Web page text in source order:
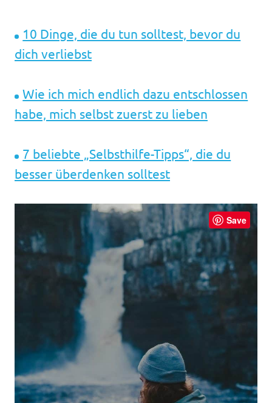
10 Dinge, die du tun solltest, bevor du
dich verliebst
Wie ich mich endlich dazu entschlossen
habe, mich selbst zuerst zu lieben
7 beliebte „Selbsthilfe-Tipps“, die du
besser überdenken solltest
Save